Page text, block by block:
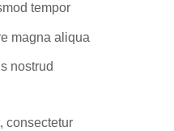
tempor
magna aliqua
nostrud
consectetur